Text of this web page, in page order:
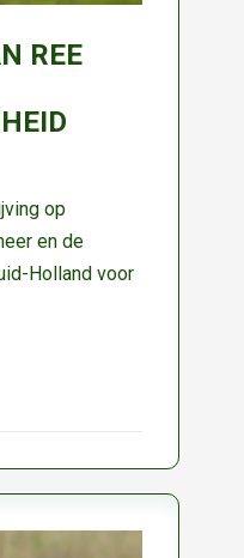
REE
op
en de
Holland voor